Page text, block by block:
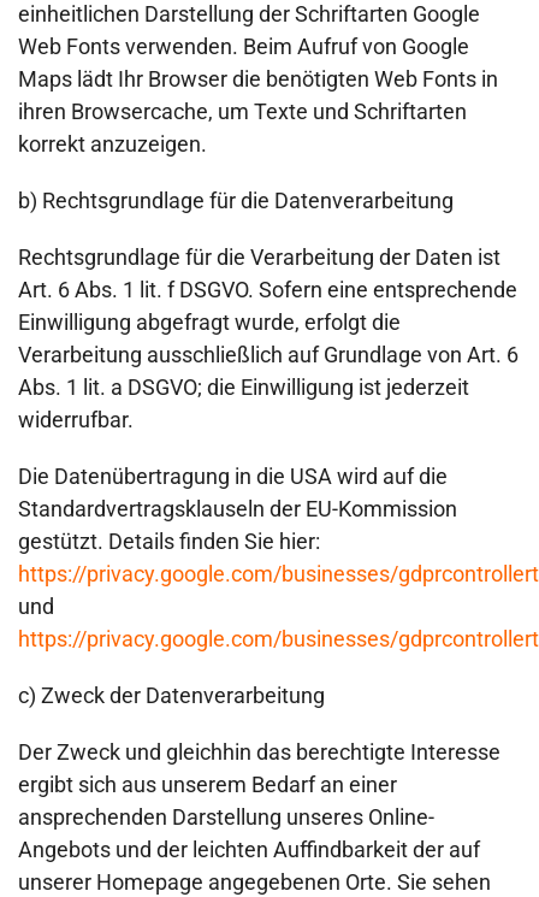
einheitlichen Darstellung der Schriftarten Google
Web Fonts verwenden. Beim Aufruf von Google
Maps lädt Ihr Browser die benötigten Web Fonts in
ihren Browsercache, um Texte und Schriftarten
korrekt anzuzeigen.
b) Rechtsgrundlage für die Datenverarbeitung
Rechtsgrundlage für die Verarbeitung der Daten ist
Art. 6 Abs. 1 lit. f DSGVO. Sofern eine entsprechende
Einwilligung abgefragt wurde, erfolgt die
Verarbeitung ausschließlich auf Grundlage von Art. 6
Abs. 1 lit. a DSGVO; die Einwilligung ist jederzeit
widerrufbar.
Die Datenübertragung in die USA wird auf die
Standardvertragsklauseln der EU-Kommission
gestützt. Details finden Sie hier:
https://privacy.google.com/businesses/
und
https://privacy.google.com/businesses/
c) Zweck der Datenverarbeitung
Der Zweck und gleichhin das berechtigte Interesse
ergibt sich aus unserem Bedarf an einer
ansprechenden Darstellung unseres Online-
Angebots und der leichten Auffindbarkeit der auf
unserer Homepage angegebenen Orte. Sie sehen